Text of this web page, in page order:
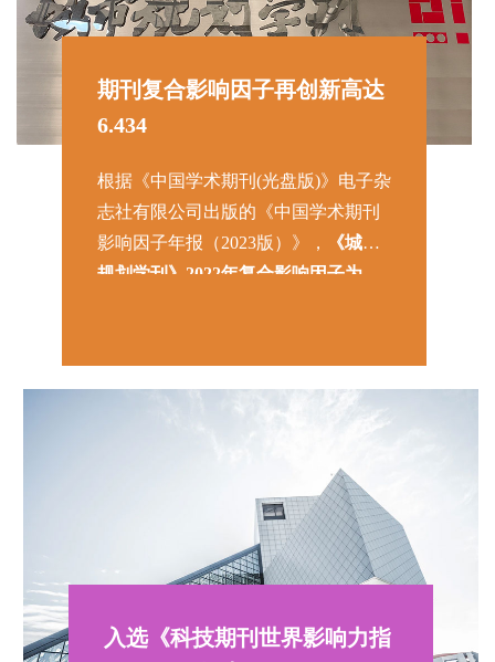
期刊复合影响因子再创新高达
6.434
根据《中国学术期刊(光盘版)》电子杂
志社有限公司出版的《中国学术期刊
影响因子年报（2023版）》，
《城市
规划学刊》2022年复合影响因子为
入选《科技期刊世界影响力指